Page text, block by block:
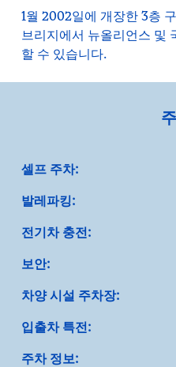
1월 2002일에 개장한 3층
브리지에서 뉴올리언스 및
할 수 있습니다.
셀프 주차:
발레파킹:
전기차 충전:
보안:
차양 시설 주차장:
입출차 특전:
주차 정보: